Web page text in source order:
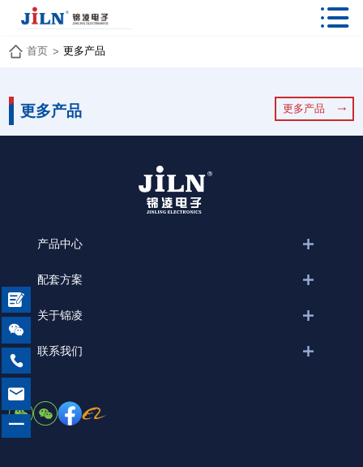

首页 > 更多产品
更多产品 更多产品
产品中心
配套方案
关于锦凌
联系我们




一